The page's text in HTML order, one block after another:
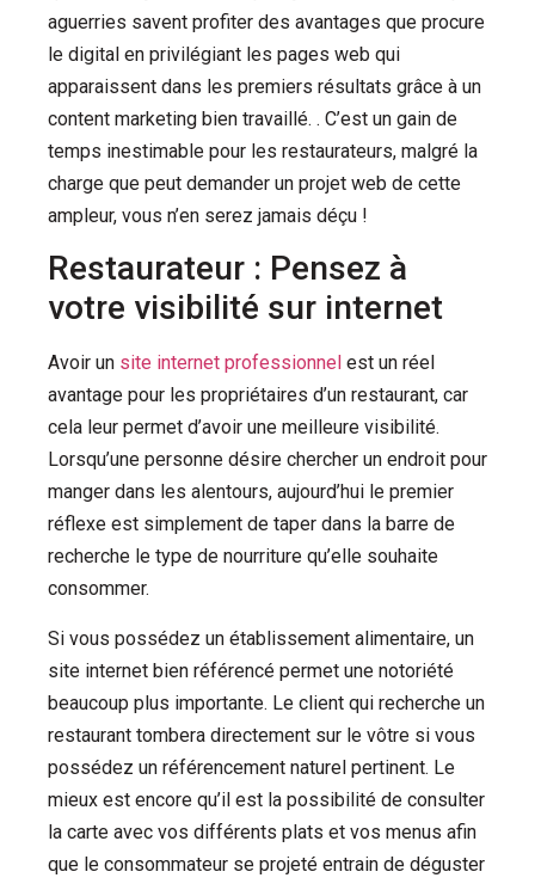
aguerries savent profiter des avantages que procure
le digital en privilégiant les pages web qui
apparaissent dans les premiers résultats grâce à un
content marketing bien travaillé. . C’est un gain de
temps inestimable pour les restaurateurs, malgré la
charge que peut demander un projet web de cette
ampleur, vous n’en serez jamais déçu !
Restaurateur : Pensez à
votre visibilité sur internet
Avoir un site internet professionnel est un réel
avantage pour les propriétaires d’un restaurant, car
cela leur permet d’avoir une meilleure visibilité.
Lorsqu’une personne désire chercher un endroit pour
manger dans les alentours, aujourd’hui le premier
réflexe est simplement de taper dans la barre de
recherche le type de nourriture qu’elle souhaite
consommer.
Si vous possédez un établissement alimentaire, un
site internet bien référencé permet une notoriété
beaucoup plus importante. Le client qui recherche un
restaurant tombera directement sur le vôtre si vous
possédez un référencement naturel pertinent. Le
mieux est encore qu’il est la possibilité de consulter
la carte avec vos différents plats et vos menus afin
que le consommateur se projeté entrain de déguster